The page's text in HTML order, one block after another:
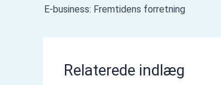
E-business: Fremtidens forretning
Relaterede indlæg